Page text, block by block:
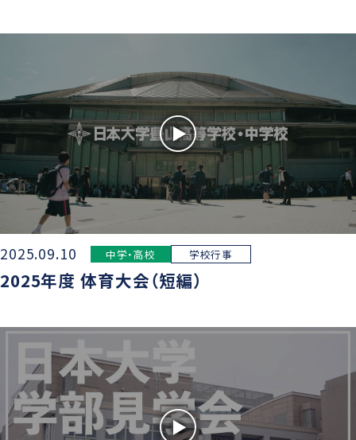
2025.09.10 中学・高校 学校行事
2025年度 体育大会（短編）